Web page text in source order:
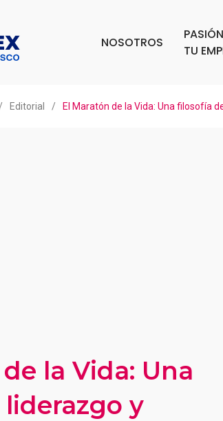
NOSOTROS
TU
/ Editorial / El Maratón de la Vida: Una filosofía
la Vida: Una
y